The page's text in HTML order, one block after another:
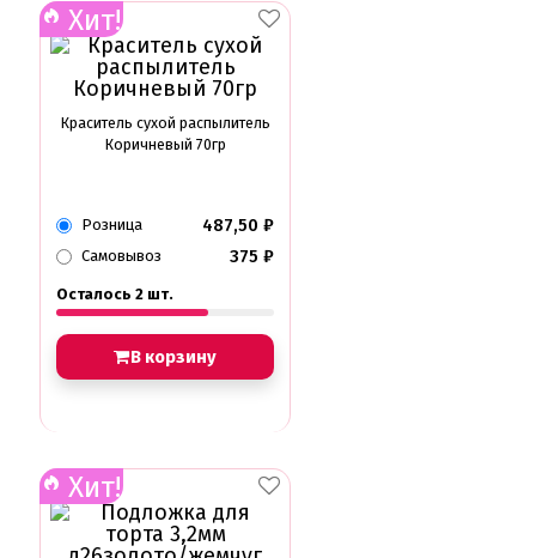
Хит!
Краситель сухой распылитель
Коричневый 70гр
Розница 487,50 ₽
Самовывоз 375 ₽
Осталось 2 шт.
В корзину
Хит!